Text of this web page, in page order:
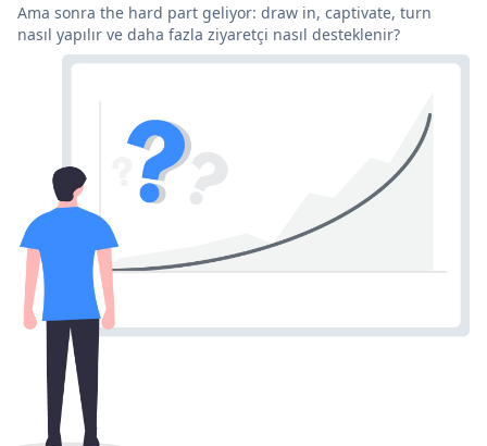
Ama sonra the hard part geliyor: draw in, captivate, turn
nasıl yapılır ve daha fazla ziyaretçi nasıl desteklenir?